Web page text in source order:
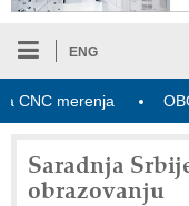
ENG
merenja OBO
Saradnja
obrazovanju